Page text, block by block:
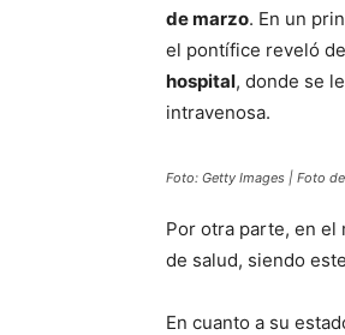
de marzo. En un
el pontífice reveló
hospital, donde se
intravenosa.
Foto: Getty Images | Foto
Por otra parte, en el
de salud, siendo
En cuanto a su